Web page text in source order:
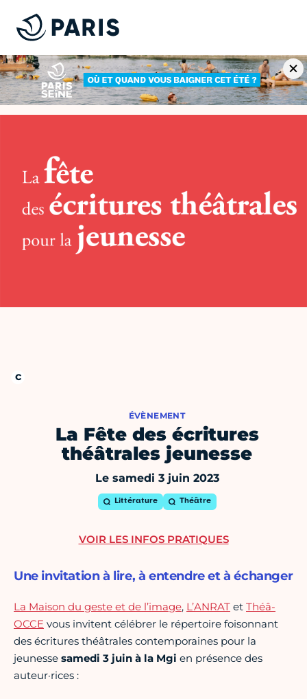
ÉVÈNEMENT
La Fête des écritures
théâtrales jeunesse
Le samedi 3 juin 2023
Littérature Théâtre
Une invitation à lire, à entendre et à échanger
La Maison du geste et de l’image, L’ANRAT et Théâ-
OCCE vous invitent célébrer le répertoire foisonnant
des écritures théâtrales contemporaines pour la
jeunesse samedi 3 juin à la Mgi en présence des
auteur·rices :
VOIR LES INFOS PRATIQUES